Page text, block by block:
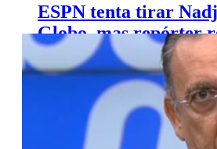
ESPN tenta tirar
Globo, mas repórter
proposta